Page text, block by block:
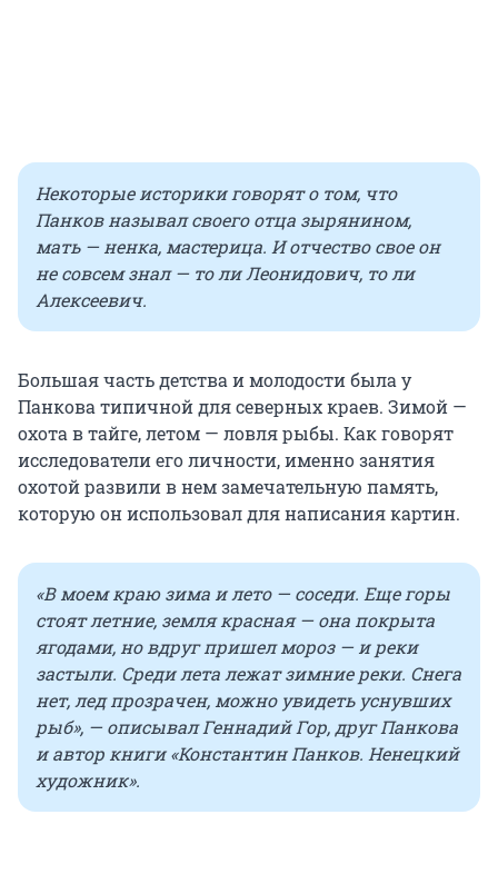
Некоторые историки говорят о том, что
Панков называл своего отца зырянином,
мать — ненка, мастерица. И отчество свое он
не совсем знал — то ли Леонидович, то ли
Алексеевич.
Большая часть детства и молодости была у
Панкова типичной для северных краев. Зимой —
охота в тайге, летом — ловля рыбы. Как говорят
исследователи его личности, именно занятия
охотой развили в нем замечательную память,
которую он использовал для написания картин.
«В моем краю зима и лето — соседи. Еще горы
стоят летние, земля красная — она покрыта
ягодами, но вдруг пришел мороз — и реки
застыли. Среди лета лежат зимние реки. Снега
нет, лед прозрачен, можно увидеть уснувших
рыб», — описывал Геннадий Гор, друг Панкова
и автор книги «Константин Панков. Ненецкий
художник».